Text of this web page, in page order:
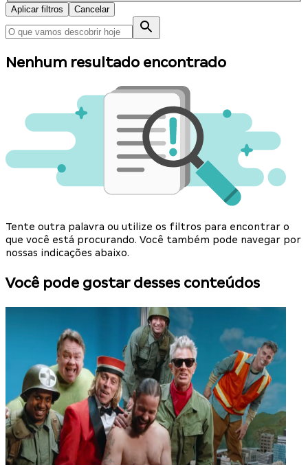
Aplicar filtros Cancelar
Nenhum resultado encontrado
Tente outra palavra ou utilize os filtros para encontrar o
que você está procurando. Você também pode navegar por
nossas indicações abaixo.
Você pode gostar desses conteúdos